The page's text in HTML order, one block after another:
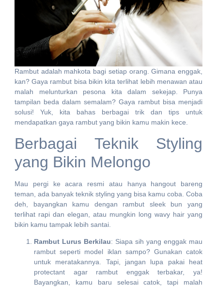
Rambut adalah mahkota bagi setiap orang. Gimana enggak,
kan? Gaya rambut bisa bikin kita terlihat lebih menawan atau
malah melunturkan pesona kita dalam sekejap. Punya
tampilan beda dalam semalam? Gaya rambut bisa menjadi
solusi! Yuk, kita bahas berbagai trik dan tips untuk
mendapatkan gaya rambut yang bikin kamu makin kece.
Berbagai Teknik Styling
yang Bikin Melongo
Mau pergi ke acara resmi atau hanya hangout bareng
teman, ada banyak teknik styling yang bisa kamu coba. Coba
deh, bayangkan kamu dengan rambut sleek bun yang
terlihat rapi dan elegan, atau mungkin long wavy hair yang
bikin kamu tampak lebih santai.
Rambut Lurus Berkilau: Siapa sih yang enggak mau
rambut seperti model iklan sampo? Gunakan catok
untuk meratakannya. Tapi, jangan lupa pakai heat
protectant agar rambut enggak terbakar, ya!
Bayangkan, kamu baru selesai catok, tapi malah